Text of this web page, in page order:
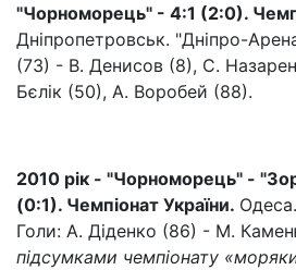
"Чорноморець" - 4:1 (2:0).
Дніпропетровськ. "Дніпро-
(73) - В. Денисов (8), С.
Бєлік (50), А. Воробей (88).
2010 рік - "Чорноморець" -
(0:1). Чемпіонат України.
Голи: А. Діденко (86) - М.
підсумками чемпіонату